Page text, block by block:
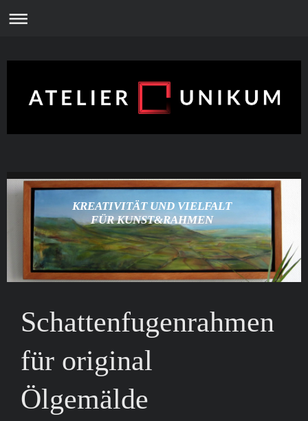
KREATIVITÄT UND VIELFALT
FÜR KUNST&RAHMEN
Schattenfugenrahmen
für original
Ölgemälde